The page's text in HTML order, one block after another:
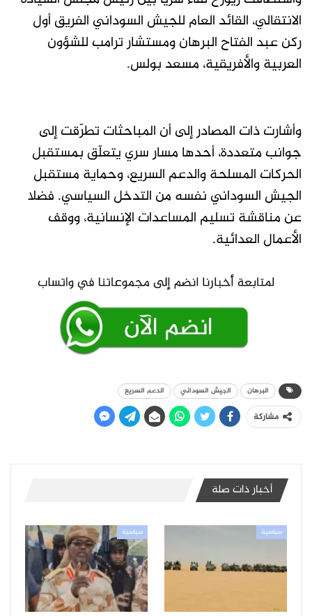
الانتقالي، القائد العام للجيش السوداني الفريق أول
ركن عبد الفتاح البرهان ومستشار ترامب للشؤون
العربية والأفريقية، مسعد بولس.
وأشارت ذات المصادر إلى أن المباحثات تطرّقت إلى
جوانب متعددة، أحدها مسار سري يتعلّق بمستقبل
الحركات المسلحة والدعم السريع، وحماية مستقبل
الجيش السوداني نفسه من التدخل السياسي. فضلا
عن مناقشة تسليم المساعدات الإنسانية، ووقف
الأعمال العدائية.
البرهان الجيش السوداني الدعم السريع
مشاركة
أخبار ذات صلة
سياسية سياسية